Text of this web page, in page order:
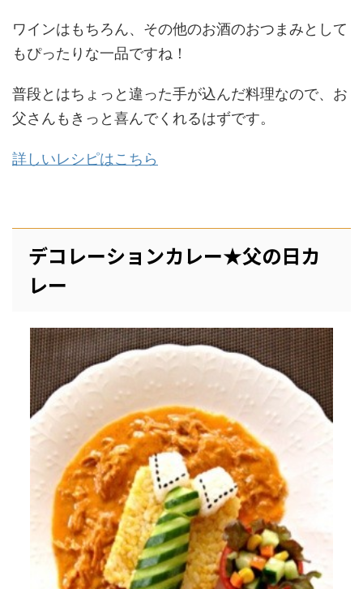
ワインはもちろん、その他のお酒のおつまみとして
もぴったりな一品ですね！
普段とはちょっと違った手が込んだ料理なので、お
父さんもきっと喜んでくれるはずです。
詳しいレシピはこちら
デコレーションカレー★父の日カ
レー